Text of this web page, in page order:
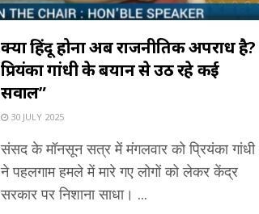
क्या हिंदू होना अब राजनीतिक अपराध है?
प्रियंका गांधी के बयान से उठ रहे कई
सवाल”
30 JULY 2025
संसद के मॉनसून सत्र में मंगलवार को प्रियंका गांधी
ने पहलगाम हमले में मारे गए लोगों को लेकर केंद्र
सरकार पर निशाना साधा। ...